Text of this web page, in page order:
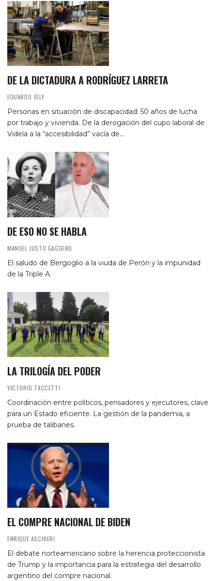
DE LA DICTADURA A RODRÍGUEZ LARRETA
EDUARDO JOLY
Personas en situación de discapacidad: 50 años de lucha
por trabajo y vivienda. De la derogación del cupo laboral de
Videla a la “accesibilidad” vacía de…
DE ESO NO SE HABLA
MANUEL JUSTO GAGGERO
El saludo de Bergoglio a la viuda de Perón y la impunidad
de la Triple A.
LA TRILOGÍA DEL PODER
VICTORIO TACCETTI
Coordinación entre políticos, pensadores y ejecutores, clave
para un Estado eficiente. La gestión de la pandemia, a
prueba de talibanes.
EL COMPRE NACIONAL DE BIDEN
ENRIQUE ASCHIERI
El debate norteamericano sobre la herencia proteccionista
de Trump y la importancia para la estrategia del desarrollo
argentino del compre nacional.